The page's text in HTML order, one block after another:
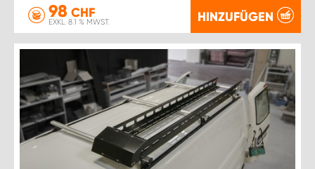
98 CHF
EXKL. 8.1 % MWST. HINZUFÜGEN